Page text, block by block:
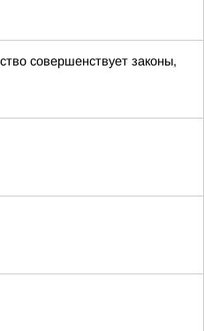
совершенствует законы,